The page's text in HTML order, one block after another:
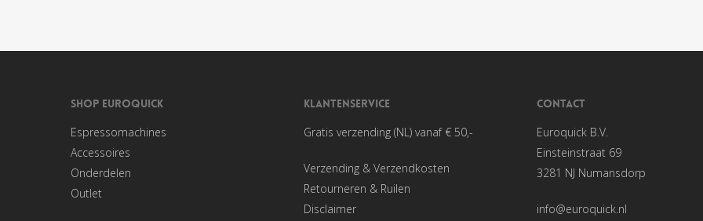
SHOP EUROQUICK
Espressomachines
Accessoires
Onderdelen
Outlet
KLANTENSERVICE
Gratis verzending (NL) vanaf € 50,-
Verzending & Verzendkosten
Retourneren & Ruilen
Disclaimer
CONTACT
Euroquick B.V.
Einsteinstraat 69
3281 NJ Numansdorp
info@euroquick.nl